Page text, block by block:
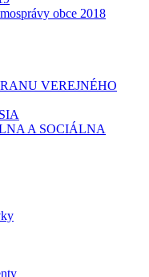
obce 2018
VEREJNÉHO
A SOCIÁLNA